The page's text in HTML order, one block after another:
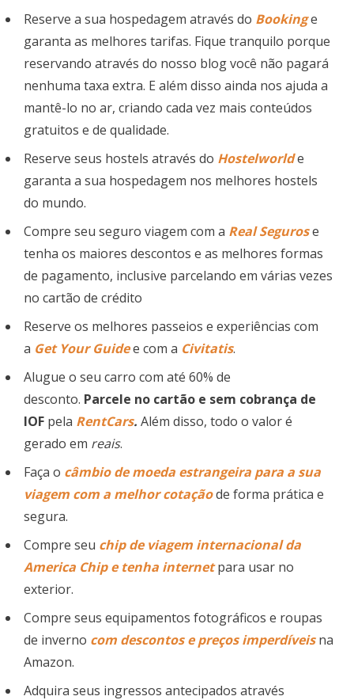
Reserve a sua hospedagem através do Bookinge
garanta as melhores tarifas. Fique tranquilo porque
reservando através do nosso blog você não pagará
nenhuma taxa extra. E além disso ainda nos ajuda a
mantê-lo no ar, criando cada vez mais conteúdos
gratuitos e de qualidade.
Reserve seus hostels através do Hostelworlde
garanta a sua hospedagem nos melhores hostels
do mundo.
Compre seu seguro viagem com a Real Segurose
tenha os maiores descontos e as melhores formas
de pagamento, inclusive parcelando em várias vezes
no cartão de crédito
Reserve os melhores passeios e experiências com
a Get Your Guidee com a Civitatis.
Alugue o seu carro com até 60% de
desconto. Parcele no cartão e sem cobrança de
IOF pela RentCars. Além disso, todo o valor é
gerado em reais.
Faça o câmbio de moeda estrangeira para a sua
viagem com a melhor cotaçãode forma prática e
segura.
Compre seu chip de viagem internacionalda
America Chip e tenha internetpara usar no
exterior.
Compre seus equipamentos fotográficos e roupas
de inverno com descontos e preços imperdíveisna
Amazon.
Adquira seus ingressos antecipados através